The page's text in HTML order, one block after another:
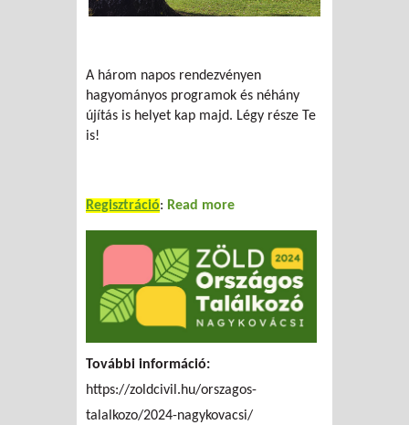
A három napos rendezvényen
hagyományos programok és néhány
újítás is helyet kap majd. Légy része Te
is!
Regisztráció: Read more
További információ:
https://zoldcivil.hu/orszagos-
talalkozo/2024-nagykovacsi/